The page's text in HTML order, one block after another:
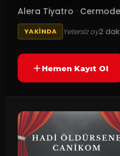
Alera Tiyatro ·
YAKINDA Yetersiz oy2
Hemen Kayıt Ol